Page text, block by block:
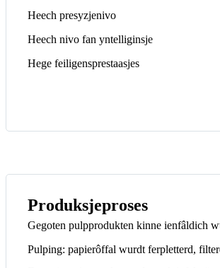
Heech presyzjenivo
Heech nivo fan yntelliginsje
Hege feiligensprestaasjes
Produksjeproses
Gegoten pulpprodukten kinne ienfâldich
Pulping: papierôffal wurdt ferpletterd,